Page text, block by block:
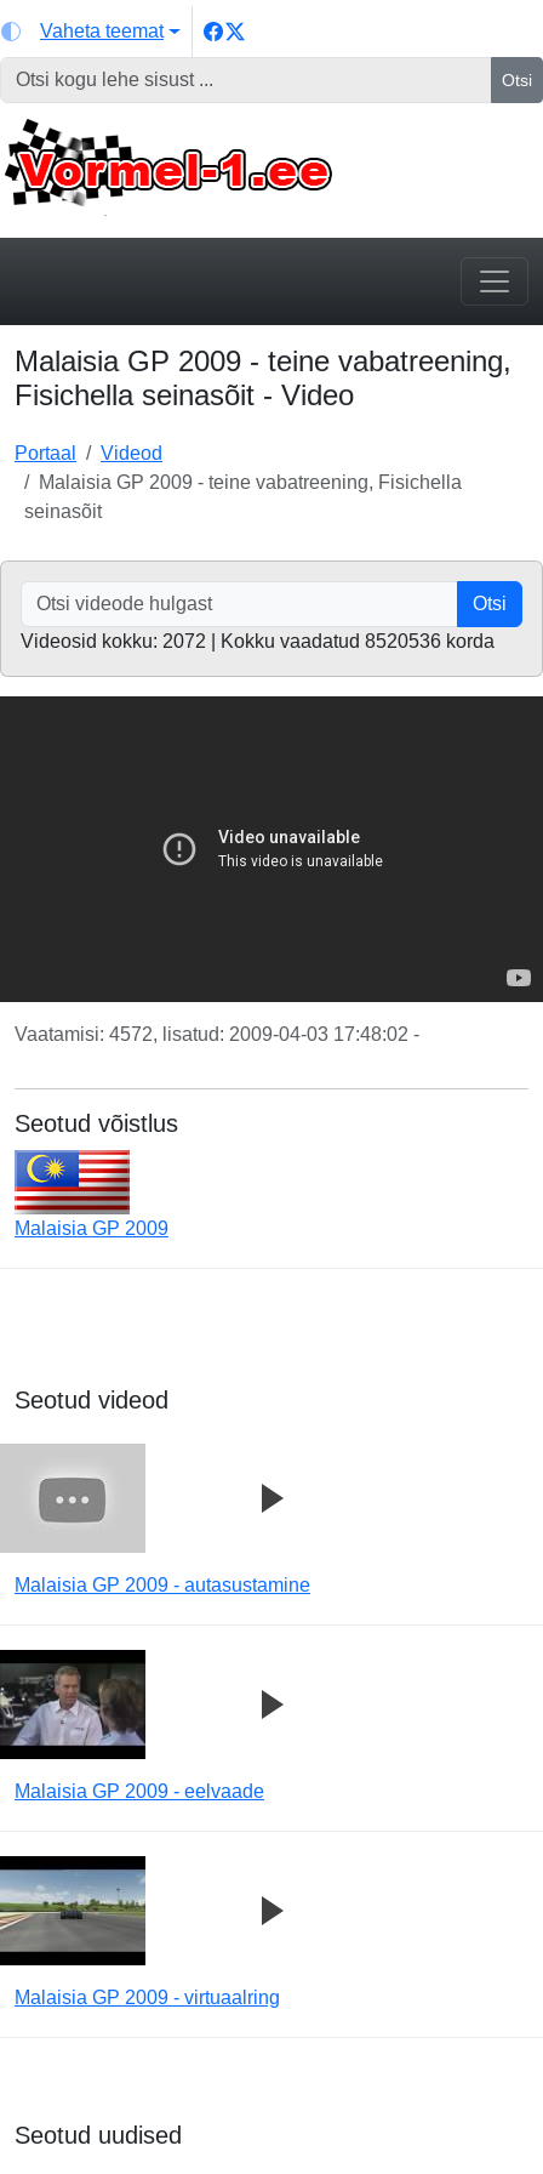
Vaheta teemat
Otsi
Malaisia GP 2009 - teine vabatreening,
Fisichella seinasõit - Video
Portaal
Videod
Malaisia GP 2009 - teine vabatreening, Fisichella
seinasõit
Otsi
Videosid kokku: 2072 | Kokku vaadatud 8520536 korda
Vaatamisi: 4572, lisatud: 2009-04-03 17:48:02 -
Seotud võistlus
Malaisia GP 2009
Seotud videod
Malaisia GP 2009 - autasustamine
Malaisia GP 2009 - eelvaade
Malaisia GP 2009 - virtuaalring
Seotud uudised